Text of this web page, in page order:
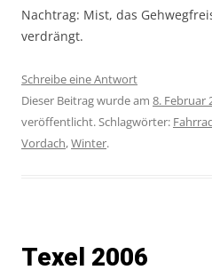
Nachtrag: Mist, das
verdrängt.
Schreibe eine Antwort
Dieser Beitrag wurde am 8. Februar
veröffentlicht. Schlagwörter:
Vordach,Winter.
Texel 2006